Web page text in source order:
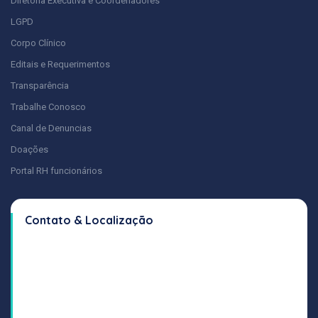
LGPD
Corpo Clínico
Editais e Requerimentos
Transparência
Trabalhe Conosco
Canal de Denuncias
Doações
Portal RH funcionários
Contato & Localização